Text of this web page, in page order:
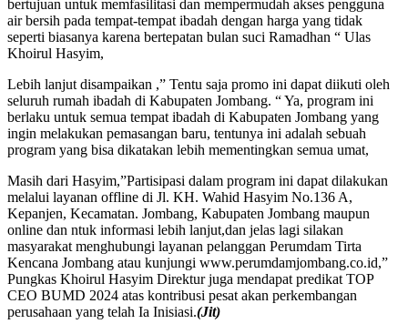
bertujuan untuk memfasilitasi dan mempermudah akses pengguna
air bersih pada tempat-tempat ibadah dengan harga yang tidak
seperti biasanya karena bertepatan bulan suci Ramadhan “ Ulas
Khoirul Hasyim,
Lebih lanjut disampaikan ,” Tentu saja promo ini dapat diikuti oleh
seluruh rumah ibadah di Kabupaten Jombang. “ Ya, program ini
berlaku untuk semua tempat ibadah di Kabupaten Jombang yang
ingin melakukan pemasangan baru, tentunya ini adalah sebuah
program yang bisa dikatakan lebih mementingkan semua umat,
Masih dari Hasyim,”Partisipasi dalam program ini dapat dilakukan
melalui layanan offline di Jl. KH. Wahid Hasyim No.136 A,
Kepanjen, Kecamatan. Jombang, Kabupaten Jombang maupun
online dan ntuk informasi lebih lanjut,dan jelas lagi silakan
masyarakat menghubungi layanan pelanggan Perumdam Tirta
Kencana Jombang atau kunjungi www.perumdamjombang.co.id,”
Pungkas Khoirul Hasyim Direktur juga mendapat predikat TOP
CEO BUMD 2024 atas kontribusi pesat akan perkembangan
perusahaan yang telah Ia Inisiasi.(Jit)